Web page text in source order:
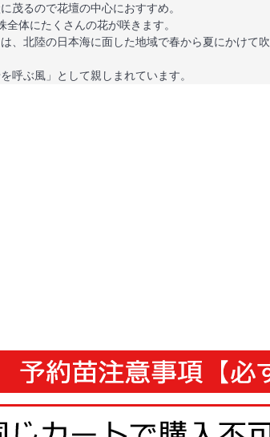
茂るので花壇の中心におすすめ。
体にたくさんの花が咲きます。
、北陸の日本海に面した地域で春から夏にかけて
呼ぶ風」として親しまれています。